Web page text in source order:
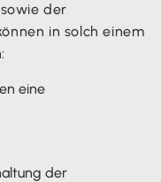
sowie der
in solch einem
eine
der